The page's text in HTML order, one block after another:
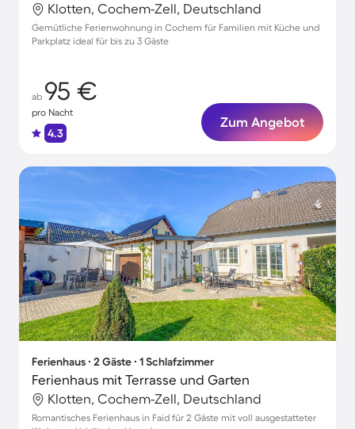
Klotten, Cochem-Zell, Deutschland
Gemütliche Ferienwohnung in Cochem für Familien mit Küche und
Parkplatz ideal für bis zu 3 Gäste
ab 95 €
pro Nacht
4.3
Zum Angebot
Ferienhaus ∙ 2 Gäste ∙ 1 Schlafzimmer
Ferienhaus mit Terrasse und Garten
Klotten, Cochem-Zell, Deutschland
Romantisches Ferienhaus in Faid für 2 Gäste mit voll ausgestatteter